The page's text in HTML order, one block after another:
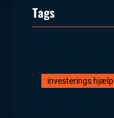
Tags
investerings hjælp